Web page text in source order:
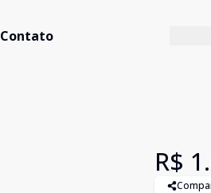
Contato
R$